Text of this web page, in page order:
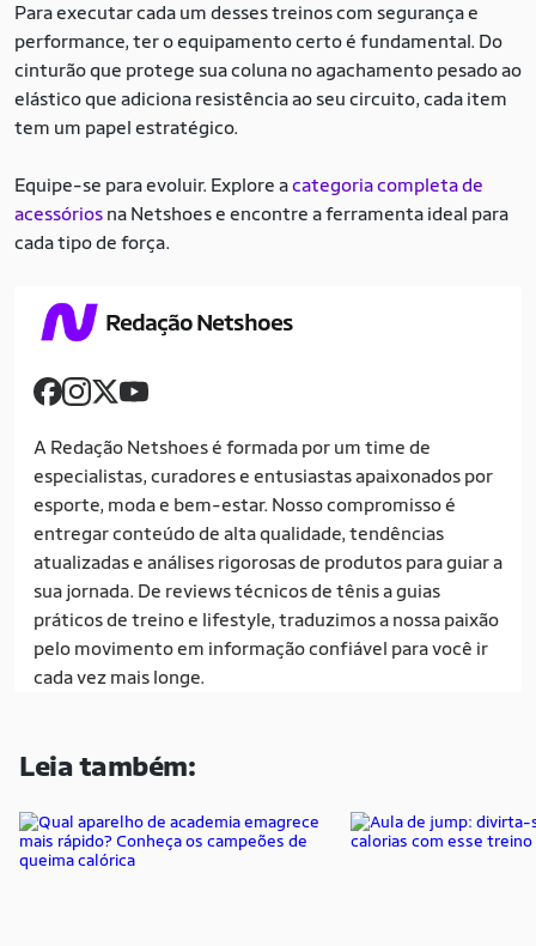
Leia também:
Para executar cada um desses treinos com segurança e
performance, ter o equipamento certo é fundamental. Do
cinturão que protege sua coluna no agachamento pesado ao
elástico que adiciona resistência ao seu circuito, cada item
tem um papel estratégico.
Equipe-se para evoluir. Explore acategoria completa de
acessórios na Netshoes e encontre a ferramenta ideal para
cada tipo de força.
Redação Netshoes
A Redação Netshoes é formada por um time de
especialistas, curadores e entusiastas apaixonados por
esporte, moda e bem-estar. Nosso compromisso é
entregar conteúdo de alta qualidade, tendências
atualizadas e análises rigorosas de produtos para guiar a
sua jornada. De reviews técnicos de tênis a guias
práticos de treino e lifestyle, traduzimos a nossa paixão
pelo movimento em informação confiável para você ir
cada vez mais longe.